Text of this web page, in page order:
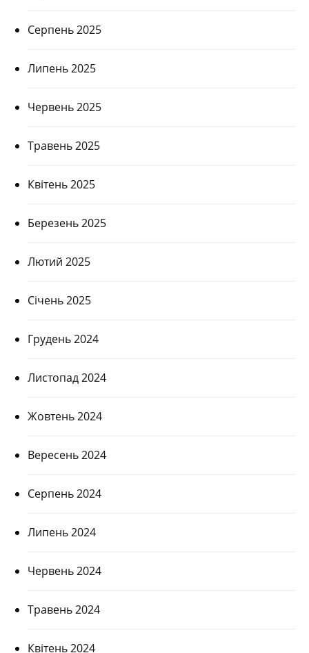
Серпень 2025
Липень 2025
Червень 2025
Травень 2025
Квітень 2025
Березень 2025
Лютий 2025
Січень 2025
Грудень 2024
Листопад 2024
Жовтень 2024
Вересень 2024
Серпень 2024
Липень 2024
Червень 2024
Травень 2024
Квітень 2024